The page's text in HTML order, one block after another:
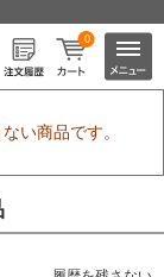
0
い商品です。